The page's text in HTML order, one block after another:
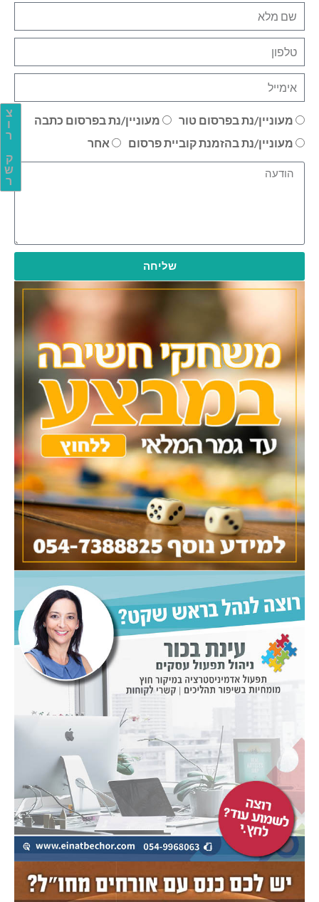
צ
ו
ר
ק
ש
ר
מעוניין/נת בפרסום טור
מעוניין/נת בפרסום כתבה
מעוניין/נת בהזמנת קוביית פרסום
אחר
שליחה